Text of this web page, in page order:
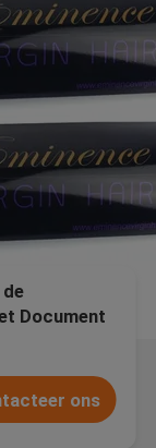
Document
ons